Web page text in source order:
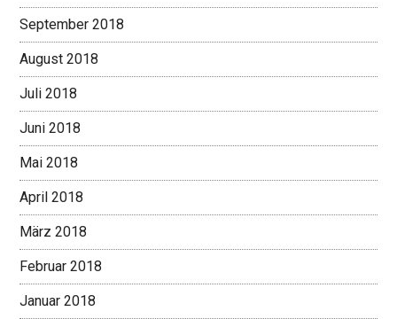
September 2018
August 2018
Juli 2018
Juni 2018
Mai 2018
April 2018
März 2018
Februar 2018
Januar 2018